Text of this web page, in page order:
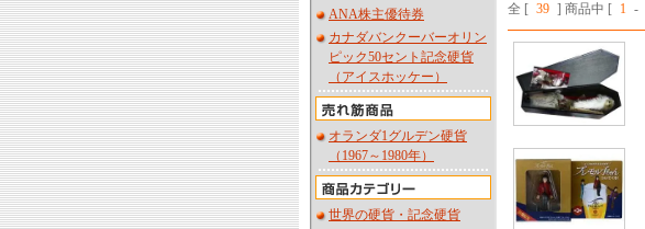
ANA株主優待券
カナダバンクーバーオリン
ピック50セント記念硬貨
（アイスホッケー）
オランダ1グルデン硬貨
（1967～1980年）
世界の硬貨・記念硬貨
全 [ 39 ] 商品中 [ 1 -